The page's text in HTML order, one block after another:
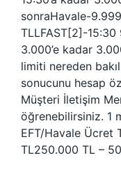
sonraHavale-
TLLFAST[2]-15:30
3.000’e kadar
limiti nereden
sonucunu hesap
Müşteri İletişim
öğrenebilirsiniz. 1
EFT/Havale Ücret
TL250.000 TL –